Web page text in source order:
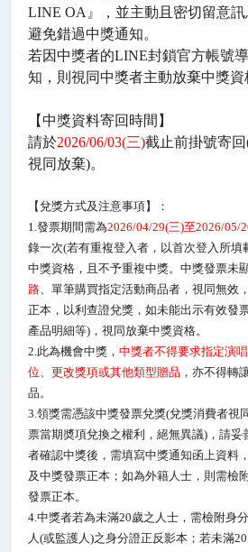
LINE OA 』，並主動且密切留意訊
避免錯過中獎通知。
若因中獎者的LINE封鎖官方帳號
知，則視同中獎者主動放棄中獎資
【中獎資料寄回時間】
請於2026/06/03(三)截止前掛號寄回
視同放棄)。
【兌獎方式及注意事項】：
1. 發票期間需為2026/04/29(三)至2026/05/
錄一次(若有重複登入者，以首次登入所填
中獎資格，且不予重複中獎。中獎發票未
路、單筆購買指定活動商品者，視同無效
正本，以利查證兌獎，如未能出示有效發
產品明細等)，視同放棄中獎資格。
2. 此為機會中獎， 中獎者不得要求指定演
位、更改獎項或其他類型贈品 ，亦不得轉
品。
3. 領獎需憑該中獎發票兌獎(兌獎消費者視
票當期奬項兌換之權利，絕無異議)，請妥
者確認中獎後，需填寫中獎通知函上資料
及中獎發票正本；如為外籍人士，則需檢
發票正本。
4. 中獎者若為未滿20歲之人士，需檢附身
人 (或監護人 )之身分證正反影本；若未滿20